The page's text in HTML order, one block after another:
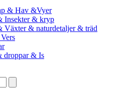
& Hav &Vyer
Insekter & kryp
Växter & naturdetaljer & träd
droppar & Is